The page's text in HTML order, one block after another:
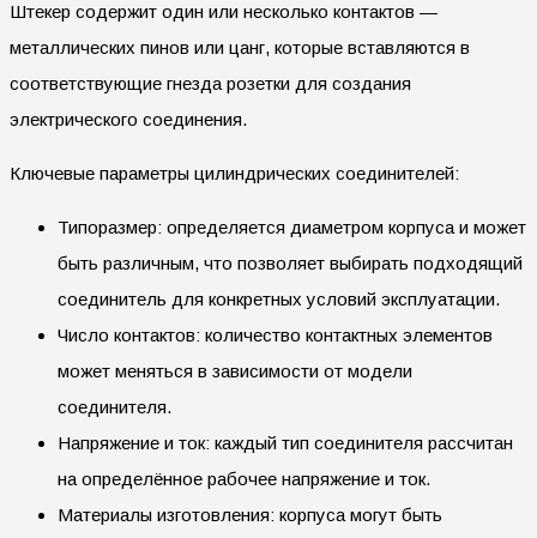
Штекер содержит один или несколько контактов —
металлических пинов или цанг, которые вставляются в
соответствующие гнезда розетки для создания
электрического соединения.
Ключевые параметры цилиндрических соединителей:
Типоразмер: определяется диаметром корпуса и может
быть различным, что позволяет выбирать подходящий
соединитель для конкретных условий эксплуатации.
Число контактов: количество контактных элементов
может меняться в зависимости от модели
соединителя.
Напряжение и ток: каждый тип соединителя рассчитан
на определённое рабочее напряжение и ток.
Материалы изготовления: корпуса могут быть